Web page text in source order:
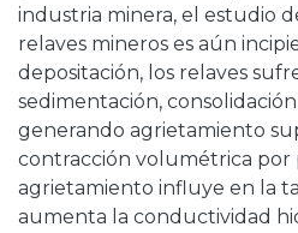
industria minera, el estudio
relaves mineros es aún
depositación, los relaves
sedimentación,
generando agrietamiento
contracción volumétrica por
agrietamiento influye en la
aumenta la conductividad